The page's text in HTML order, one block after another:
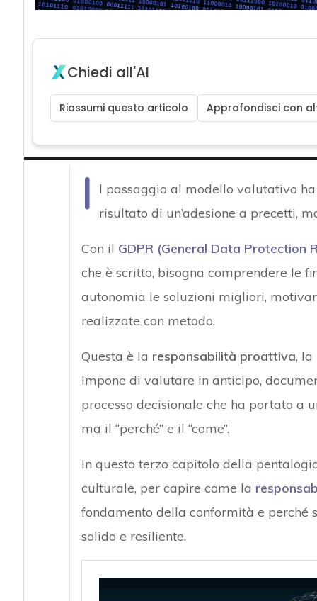
Chiedi all'AI
Riassumi questo articolo Approfondisci con
I
l passaggio al modello valutativo
risultato di un’adesione a precetti,
Con il GDPR (General Data Protection
che è scritto, bisogna comprendere le
autonomia le soluzioni migliori,
realizzate con metodo.
Questa è la responsabilità proattiva,
Impone di valutare in anticipo,
processo decisionale che ha portato a
ma il “perché” e il “come”.
In questo terzo capitolo della
culturale, per capire come la
fondamento della conformità e perché
solido e resiliente.